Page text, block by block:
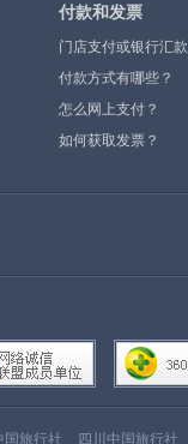
付款和发票
门店支付或银行汇款
付款方式有哪些？
怎么网上支付？
如何获取发票？
国旅行社 四川中国旅行社